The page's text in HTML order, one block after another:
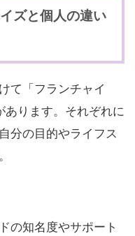
ズと個人の違い
て「フランチャイ
あります。それぞれに
分の目的やライフス
の知名度やサポート